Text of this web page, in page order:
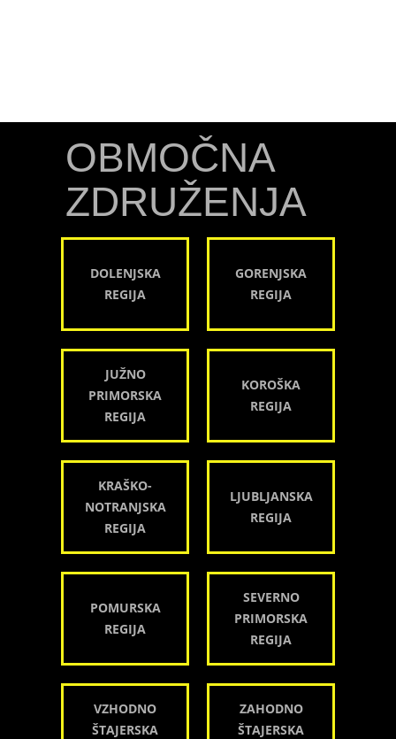
OBMOČNA
ZDRUŽENJA
DOLENJSKA
REGIJA
GORENJSKA
REGIJA
JUŽNO
PRIMORSKA
REGIJA
KOROŠKA
REGIJA
KRAŠKO-
NOTRANJSKA
REGIJA
LJUBLJANSKA
REGIJA
POMURSKA
REGIJA
SEVERNO
PRIMORSKA
REGIJA
VZHODNO
ŠTAJERSKA
ZAHODNO
ŠTAJERSKA